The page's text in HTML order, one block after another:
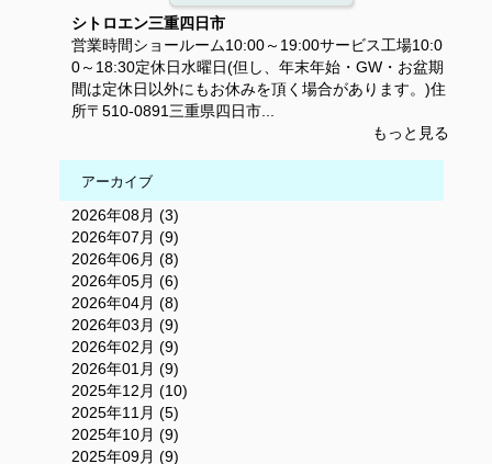
シトロエン三重四日市
営業時間ショールーム10:00～19:00サービス工場10:0
0～18:30定休日水曜日(但し、年末年始・GW・お盆期
間は定休日以外にもお休みを頂く場合があります。)住
所〒510-0891三重県四日市...
もっと見る
アーカイブ
2026年08月 (3)
2026年07月 (9)
2026年06月 (8)
2026年05月 (6)
2026年04月 (8)
2026年03月 (9)
2026年02月 (9)
2026年01月 (9)
2025年12月 (10)
2025年11月 (5)
2025年10月 (9)
2025年09月 (9)